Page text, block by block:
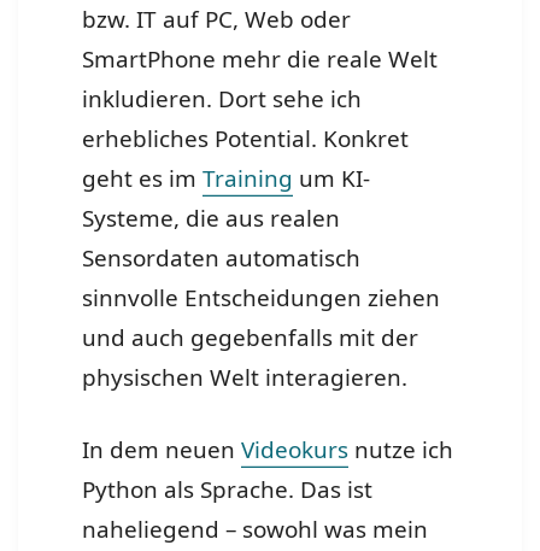
bzw. IT auf PC, Web oder
SmartPhone mehr die reale Welt
inkludieren. Dort sehe ich
erhebliches Potential. Konkret
geht es imTraining um KI-
Systeme, die aus realen
Sensordaten automatisch
sinnvolle Entscheidungen ziehen
und auch gegebenfalls mit der
physischen Welt interagieren.
In dem neuenVideokurs nutze ich
Python als Sprache. Das ist
naheliegend – sowohl was mein